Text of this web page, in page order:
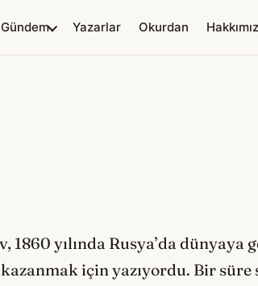
Gündem Yazarlar Okurdan
yılında Rusya’da dünyaya
için yazıyordu. Bir süre